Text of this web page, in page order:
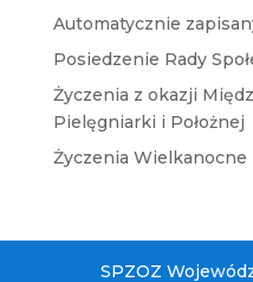
Automatycznie
Posiedzenie Rady
Życzenia z okazji
Pielęgniarki i Położnej
Życzenia Wielkanocne
SPZOZ